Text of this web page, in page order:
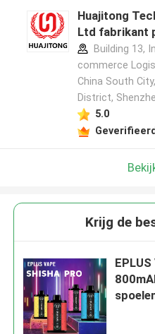
Huajitong
Ltd fabrikant
Building 13,
commerce
China South
District,
5.0
Krijg de
EPLUS